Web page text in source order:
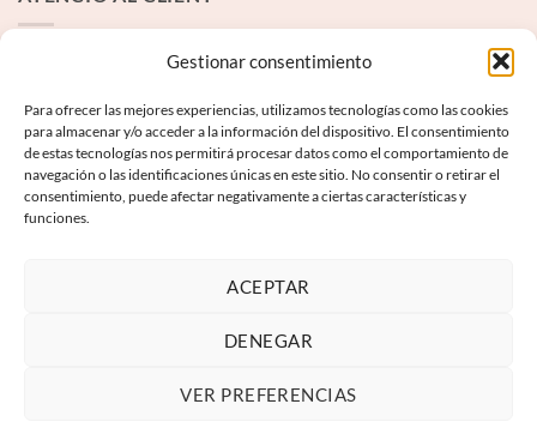
Gestionar consentimiento
Para ofrecer las mejores experiencias, utilizamos tecnologías como las cookies
para almacenar y/o acceder a la información del dispositivo. El consentimiento
de estas tecnologías nos permitirá procesar datos como el comportamiento de
navegación o las identificaciones únicas en este sitio. No consentir o retirar el
consentimiento, puede afectar negativamente a ciertas características y
funciones.
ACEPTAR
DENEGAR
VER PREFERENCIAS
INFORMACIÓ LEGAL
Avís Legal